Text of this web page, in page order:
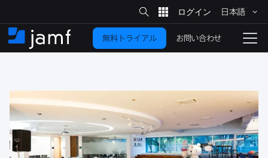
イ
ン
コ
ン
に
移
動
サ
イ
ト
検
索
日本語
ホ
ー
ナ
シ
ョ
ン
​
切
無料トライアル お問い合わせ